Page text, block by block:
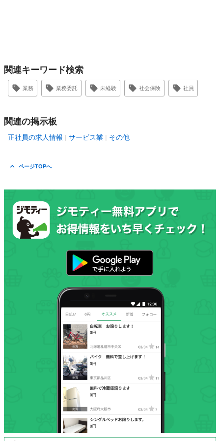
関連キーワード検索
業務 業務委託 未経験 社会保険 社員
関連の掲示板
正社員の求人情報 サービス業 その他
ページTOPへ